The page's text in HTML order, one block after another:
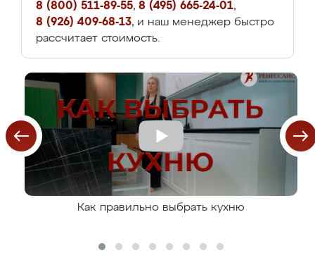
8 (800) 511-89-55, 8 (495) 665-24-01,
8 (926) 409-68-13, и наш менеджер быстро
рассчитает стоимость.
Как правильно выбрать кухню